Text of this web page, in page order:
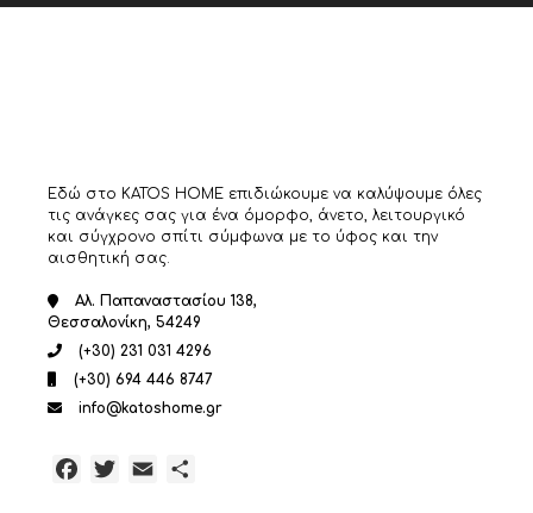
Εδώ στο KATOS HOME επιδιώκουμε να καλύψουμε όλες
τις ανάγκες σας για ένα όμορφο, άνετο, λειτουργικό
και σύγχρονο σπίτι σύμφωνα με το ύφος και την
αισθητική σας.
Αλ. Παπαναστασίου 138,
Θεσσαλονίκη, 54249
(+30) 231 031 4296
(+30) 694 446 8747
info@katoshome.gr
Facebook
TwitterEmail